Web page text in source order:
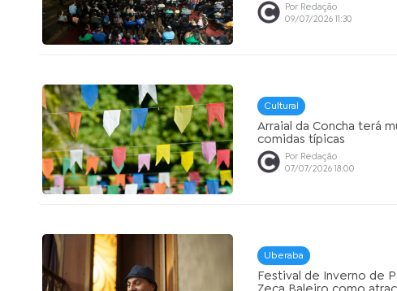
Por Redação
09/07/2026 11:30
Cultural
Arraial da Concha terá
comidas típicas
Por Redação
07/07/2026 18:00
Uberaba
Festival de Inverno de